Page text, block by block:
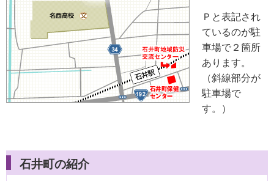
Ｐと表記され
ているのが駐
車場で２箇所
あります。
（斜線部分が
駐車場で
す。）
石井町の紹介